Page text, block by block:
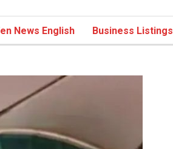
News English Business Listings